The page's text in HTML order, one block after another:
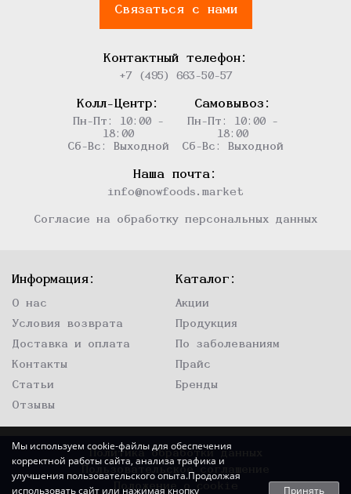
Связаться с нами
Контактный телефон:
+7 (495) 663-50-57
Колл-Центр:
Пн-Пт: 10:00 -
18:00
Сб-Вс: Выходной
Самовывоз:
Пн-Пт: 10:00 -
18:00
Сб-Вс: Выходной
Наша почта:
info@nowfoods.market
Согласие на обработку персональных данных
Информация:
О нас
Условия возврата
Доставка и оплата
Контакты
Статьи
Отзывы
Каталог:
Акции
Продукция
По заболеваниям
Прайс
Бренды
Политика обработки данных
Пользовательское соглашение
Мы используем cookie-файлы для обеспечения
корректной работы сайта, анализа трафика и
улучшения пользовательского опыта.Продолжая
использовать сайт или нажимая кнопку
Принять